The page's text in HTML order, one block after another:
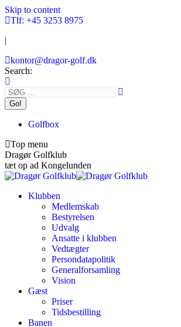
Skip to content
Tlf: +45 3253 8975
|
kontor@dragor-golf.dk
Search:
Golfbox
Top menu
Dragør Golfklub
tæt op ad Kongelunden
Klubben
Medlemskab
Bestyrelsen
Udvalg
Ansatte i klubben
Vedtægter
Persondatapolitik
Generalforsamling
Vision
Gæst
Priser
Tidsbestilling
Banen